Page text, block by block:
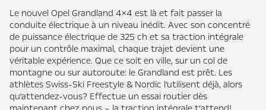
Le nouvel Opel Grandland 4×4 est là et fait passer la
conduite électrique à un niveau inédit. Avec son concentré
de puissance électrique de 325 ch et sa traction intégrale
pour un contrôle maximal, chaque trajet devient une
véritable expérience. Que ce soit en ville, sur un col de
montagne ou sur autoroute: le Grandland est prêt. Les
athlètes Swiss-Ski Freestyle & Nordic l'utilisent déjà, alors
qu'attendez-vous? Effectue un essai routier dès